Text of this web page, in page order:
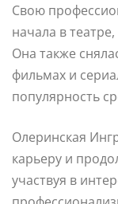
Свою
начала в
Она также
фильмах и
популярность
Олеринская
карьеру и
участвуя в